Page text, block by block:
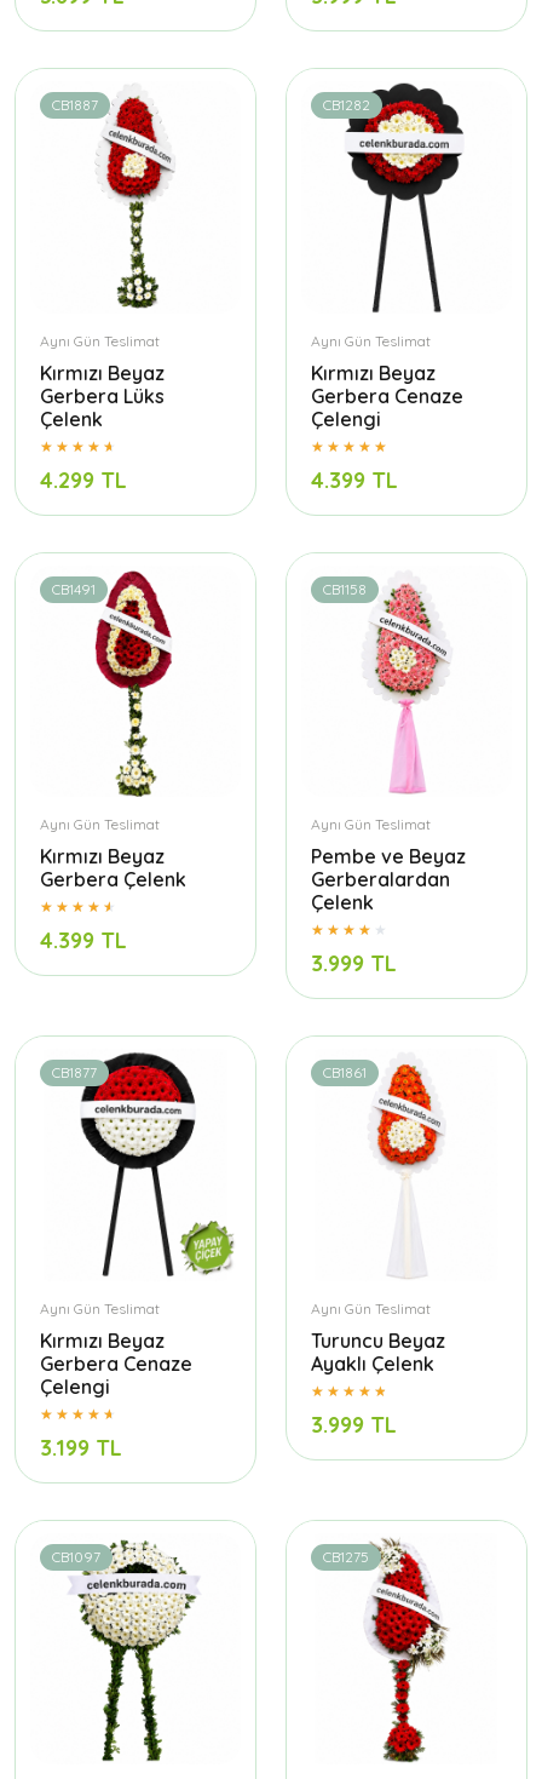
CB1887
Aynı Gün Teslimat
Kırmızı Beyaz
Gerbera Lüks
Çelenk
4.299 TL
CB1282
Aynı Gün Teslimat
Kırmızı Beyaz
Gerbera Cenaze
Çelengi
4.399 TL
CB1491
Aynı Gün Teslimat
Kırmızı Beyaz
Gerbera Çelenk
4.399 TL
CB1158
Aynı Gün Teslimat
Pembe ve Beyaz
Gerberalardan
Çelenk
3.999 TL
CB1877
Aynı Gün Teslimat
Kırmızı Beyaz
Gerbera Cenaze
Çelengi
3.199 TL
CB1861
Aynı Gün Teslimat
Turuncu Beyaz
Ayaklı Çelenk
3.999 TL
CB1097 CB1275